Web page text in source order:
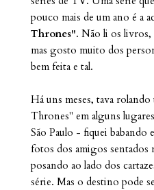
pouco mais de um ano é a
Thrones". Não li os livros,
mas gosto muito dos
bem feita e tal.
Há uns meses, tava
Thrones" em alguns
São Paulo - fiquei babando
fotos dos amigos
posando ao lado dos
série. Mas o destino pode